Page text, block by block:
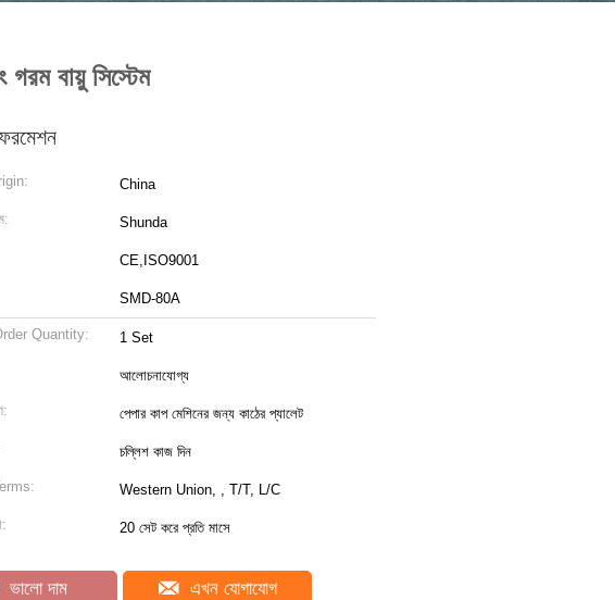
বায়ু সিস্টেম
China
Shunda
CE,ISO9001
SMD-80A
Quantity: 1 Set
আলোচনাযোগ্য
পেপার কাপ মেশিনের জন্য কাঠের প্যালেট
চল্লিশ কাজ দিন
Western Union, , T/T, L/C
20 সেট করে প্রতি মাসে
ভালো দাম এখন যোগাযোগ